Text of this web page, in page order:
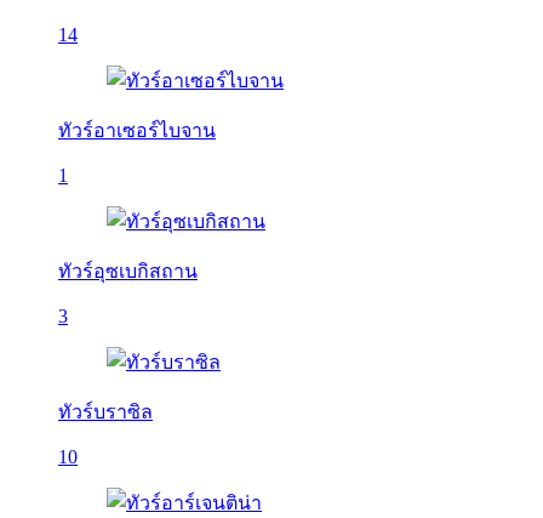
14
ทัวร์อาเซอร์ไบจาน
1
ทัวร์อุซเบกิสถาน
3
ทัวร์บราซิล
10